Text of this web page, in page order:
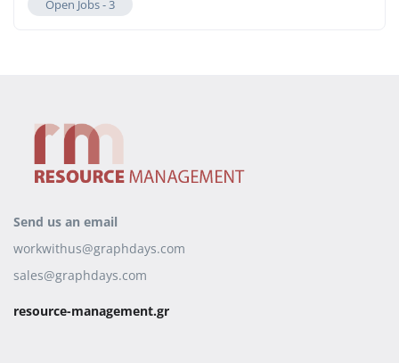
Open Jobs -3
Send us an email
workwithus@graphdays.com
sales@graphdays.com
resource-management.gr